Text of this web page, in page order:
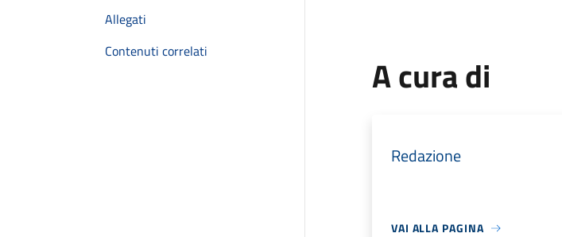
Allegati
Contenuti correlati
A cura di
Redazione
VAI ALLA PAGINA